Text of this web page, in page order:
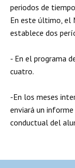
periodos de
En este último, el
establece dos
- En el programa
cuatro.
-En los meses
enviará un
conductual del